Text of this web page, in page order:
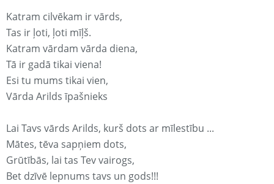
Katram cilvēkam ir vārds,
Tas ir ļoti, ļoti mīļš.
Katram vārdam vārda diena,
Tā ir gadā tikai viena!
Esi tu mums tikai vien,
Vārda Arilds īpašnieks
Lai Tavs vārds Arilds, kurš dots ar mīlestību ...
Mātes, tēva sapņiem dots,
Grūtībās, lai tas Tev vairogs,
Bet dzīvē lepnums tavs un gods!!!